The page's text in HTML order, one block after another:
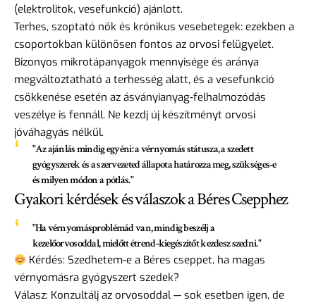
(elektrolitok, vesefunkció) ajánlott.
Terhes, szoptató nők és krónikus vesebetegek: ezekben a
csoportokban különösen fontos az orvosi felügyelet.
Bizonyos mikrotápanyagok mennyisége és aránya
megváltoztatható a terhesség alatt, és a vesefunkció
csökkenése esetén az ásványianyag‑felhalmozódás
veszélye is fennáll. Ne kezdj új készítményt orvosi
jóváhagyás nélkül.
"Az ajánlás mindig egyéni: a vérnyomás státusza, a szedett
gyógyszerek és a szervezeted állapota határozza meg, szükséges‑e
és milyen módon a pótlás."
Gyakori kérdések és válaszok a Béres Csepphez
"Ha vérnyomásproblémád van, mindig beszélj a
kezelőorvosoddal, mielőtt étrend‑kiegészítőt kezdesz szedni."
Kérdés: Szedhetem-e a Béres cseppet, ha magas
vérnyomásra gyógyszert szedek?
Válasz: Konzultálj az orvosoddal — sok esetben igen, de